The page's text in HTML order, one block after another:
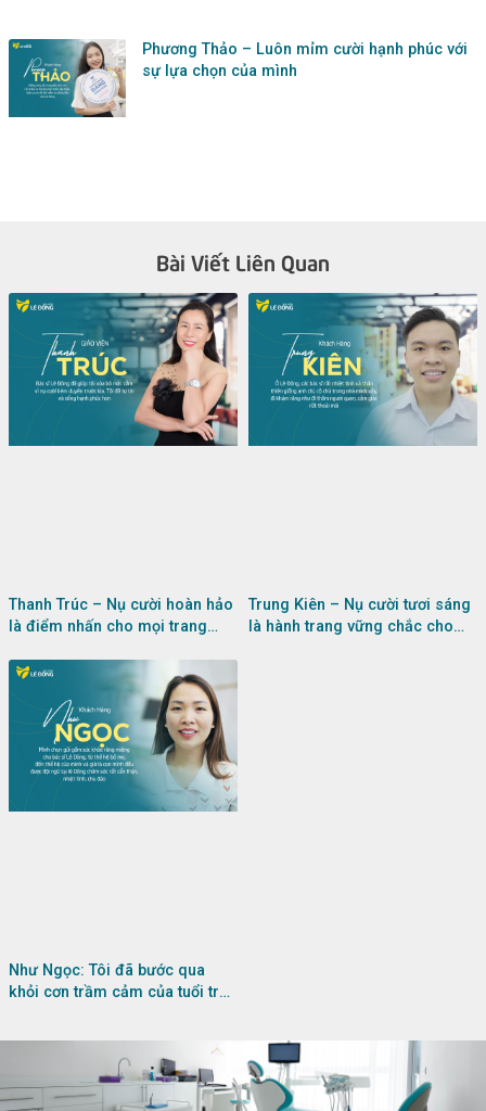
Phương Thảo – Luôn mỉm cười hạnh phúc với
sự lựa chọn của mình
Bài Viết Liên Quan
Thanh Trúc – Nụ cười hoàn hảo
là điểm nhấn cho mọi trang
Trung Kiên – Nụ cười tươi sáng
là hành trang vững chắc cho
Như Ngọc: Tôi đã bước qua
khỏi cơn trầm cảm của tuổi trẻ